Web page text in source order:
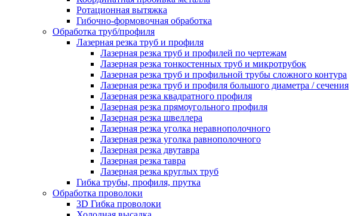
Ротационная вытяжка
Гибочно-формовочная обработка
Обработка труб/профиля
Лазерная резка труб и профиля
Лазерная резка труб и профилей по чертежам
Лазерная резка тонкостенных труб и микротрубок
Лазерная резка труб и профильной трубы сложного контура
Лазерная резка труб и профиля большого диаметра / сечения
Лазерная резка квадратного профиля
Лазерная резка прямоугольного профиля
Лазерная резка швеллера
Лазерная резка уголка неравнополочного
Лазерная резка уголка равнополочного
Лазерная резка двутавра
Лазерная резка тавра
Лазерная резка круглых труб
Гибка трубы, профиля, прутка
Обработка проволоки
3D Гибка проволоки